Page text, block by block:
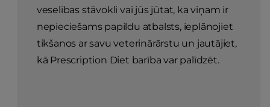
veselības stāvokli vai jūs jūtat, ka viņam ir
nepieciešams papildu atbalsts, ieplānojiet
tikšanos ar savu veterinārārstu un jautājiet,
kā Prescription Diet barība var palīdzēt.